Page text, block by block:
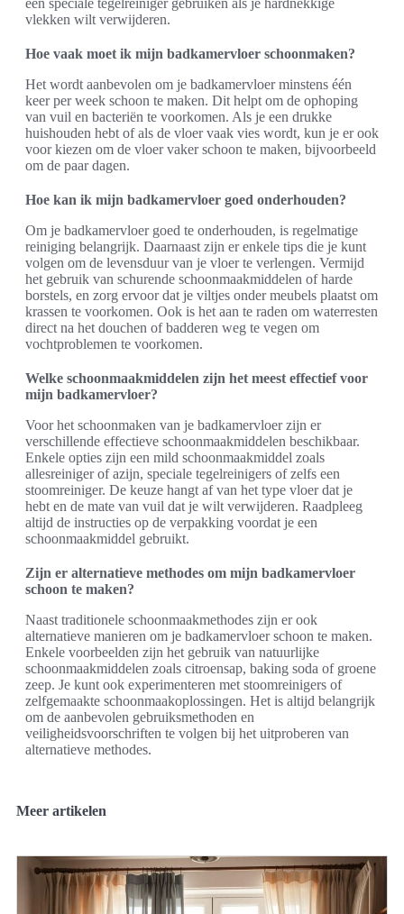
een speciale tegelreiniger gebruiken als je hardnekkige
vlekken wilt verwijderen.
Hoe vaak moet ik mijn badkamervloer schoonmaken?
Het wordt aanbevolen om je badkamervloer minstens één
keer per week schoon te maken. Dit helpt om de ophoping
van vuil en bacteriën te voorkomen. Als je een drukke
huishouden hebt of als de vloer vaak vies wordt, kun je er ook
voor kiezen om de vloer vaker schoon te maken, bijvoorbeeld
om de paar dagen.
Hoe kan ik mijn badkamervloer goed onderhouden?
Om je badkamervloer goed te onderhouden, is regelmatige
reiniging belangrijk. Daarnaast zijn er enkele tips die je kunt
volgen om de levensduur van je vloer te verlengen. Vermijd
het gebruik van schurende schoonmaakmiddelen of harde
borstels, en zorg ervoor dat je viltjes onder meubels plaatst om
krassen te voorkomen. Ook is het aan te raden om waterresten
direct na het douchen of badderen weg te vegen om
vochtproblemen te voorkomen.
Welke schoonmaakmiddelen zijn het meest effectief voor
mijn badkamervloer?
Voor het schoonmaken van je badkamervloer zijn er
verschillende effectieve schoonmaakmiddelen beschikbaar.
Enkele opties zijn een mild schoonmaakmiddel zoals
allesreiniger of azijn, speciale tegelreinigers of zelfs een
stoomreiniger. De keuze hangt af van het type vloer dat je
hebt en de mate van vuil dat je wilt verwijderen. Raadpleeg
altijd de instructies op de verpakking voordat je een
schoonmaakmiddel gebruikt.
Zijn er alternatieve methodes om mijn badkamervloer
schoon te maken?
Naast traditionele schoonmaakmethodes zijn er ook
alternatieve manieren om je badkamervloer schoon te maken.
Enkele voorbeelden zijn het gebruik van natuurlijke
schoonmaakmiddelen zoals citroensap, baking soda of groene
zeep. Je kunt ook experimenteren met stoomreinigers of
zelfgemaakte schoonmaakoplossingen. Het is altijd belangrijk
om de aanbevolen gebruiksmethoden en
veiligheidsvoorschriften te volgen bij het uitproberen van
alternatieve methodes.
Meer artikelen